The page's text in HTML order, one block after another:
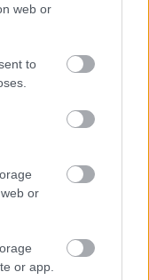
web or
to
or
or app.
40 százalékban
nem véd a
a